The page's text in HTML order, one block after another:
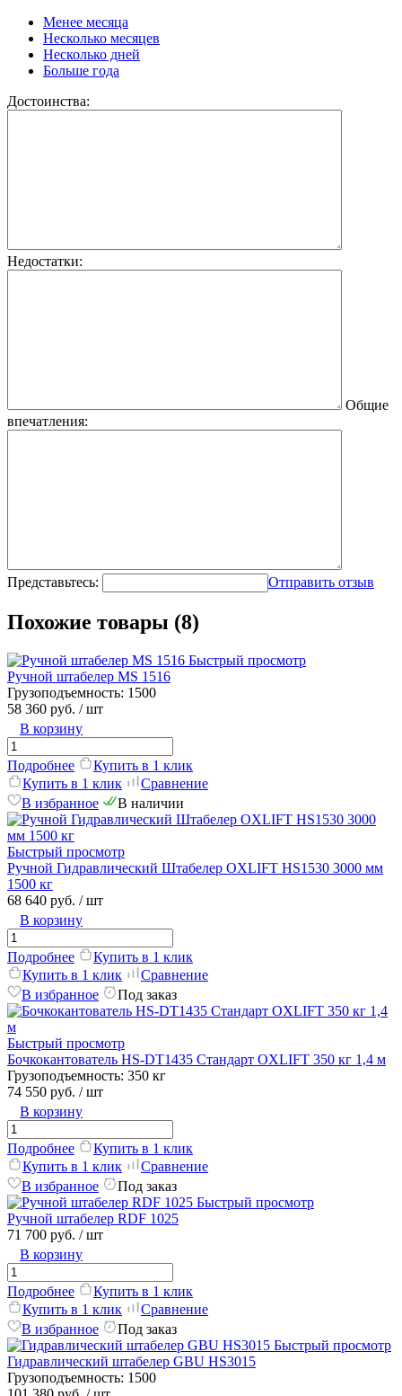
Менее месяца
Несколько месяцев
Несколько дней
Больше года
Достоинства:
Недостатки:
Общие
впечатления:
Представьтесь: Отправить отзыв
Похожие товары (8)
Быстрый просмотр
Ручной штабелер MS 1516
Грузоподъемность: 1500
58 360 руб. / шт
В корзину
Подробнее
Купить в 1 клик
Купить в 1 клик
Сравнение
В избранное
В наличии
Быстрый просмотр
Ручной Гидравлический Штабелер OXLIFT HS1530 3000 мм
1500 кг
68 640 руб. / шт
В корзину
Подробнее
Купить в 1 клик
Купить в 1 клик
Сравнение
В избранное
Под заказ
Быстрый просмотр
Бочкокантователь HS-DT1435 Стандарт OXLIFT 350 кг 1,4 м
Грузоподъемность: 350 кг
74 550 руб. / шт
В корзину
Подробнее
Купить в 1 клик
Купить в 1 клик
Сравнение
В избранное
Под заказ
Быстрый просмотр
Ручной штабелер RDF 1025
71 700 руб. / шт
В корзину
Подробнее
Купить в 1 клик
Купить в 1 клик
Сравнение
В избранное
Под заказ
Быстрый просмотр
Гидравлический штабелер GBU HS3015
Грузоподъемность: 1500